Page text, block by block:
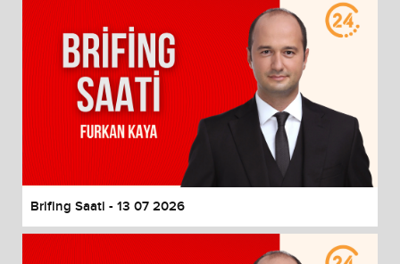
Brifing Saati - 13 07 2026